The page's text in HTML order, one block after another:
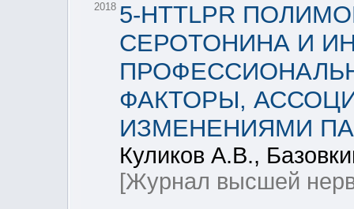
2018 5-HTTLPR
СЕРОТОНИНА И
ФАКТОРЫ,
ИЗМЕНЕНИЯМИ
Куликов А.В.,
[Журнал высшей